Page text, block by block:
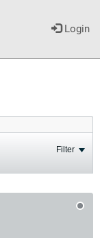
Login
Filter